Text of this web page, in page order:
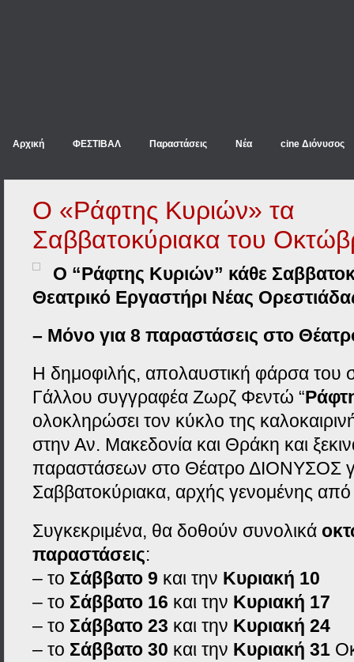
Αρχική ΦΕΣΤΙΒΑΛ Παραστάσεις Νέα cine Διόνυσος
Ο «Ράφτης Κυριών» τα
Σαββατοκύριακα του
Ο “Ράφτης Κυριών” κάθε
Θεατρικό Εργαστήρι Νέας
– Μόνο για 8 παραστάσεις στο
Η δημοφιλής, απολαυστική φάρσα του
Γάλλου συγγραφέα Ζωρζ Φεντώ “
ολοκληρώσει τον κύκλο της
στην Αν. Μακεδονία και Θράκη και
παραστάσεων στο Θέατρο ΔΙΟΝΥΣΟΣ
Σαββατοκύριακα, αρχής γενομένης
Συγκεκριμένα, θα δοθούν συνολικά
παραστάσεις:
– το Σάββατο 9 και την Κυριακή 10
– το Σάββατο 16 και την Κυριακή 17
– το Σάββατο 23 και την Κυριακή 24
– το Σάββατο 30 και την Κυριακή 31